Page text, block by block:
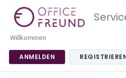
Willkommen
ANMELDEN